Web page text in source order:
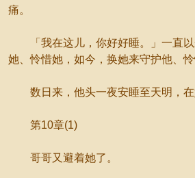
痛。
「我在这儿，你好好睡。」一直以
她、怜惜她，如今，换她来守护他、怜
数日来，他头一夜安睡至天明，在
第10章(1)
哥哥又避着她了。